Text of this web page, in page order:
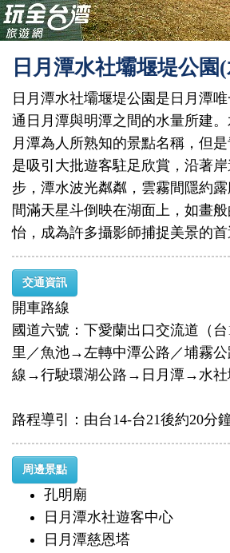
日月潭水社壩堰堤公園
日月潭水社壩堰堤公園是日月潭
通日月潭與明潭之間的水量所建
月潭為人所熟知的景點名稱，但
是吸引大批遊客駐足欣賞，沿著
步，潭水波光粼粼，雲霧間隱約
間滿天星斗倒映在湖面上，如畫
怡，成為許多攝影師捕捉美景的首
交通資訊
開車路線
國道六號：下愛蘭出口交流道（
里／魚池→左轉中潭公路／埔霧
線→行駛環湖公路→日月潭→水社
路程導引：由台14-台21後約20分
周邊景點
孔明廟
日月潭水社遊客中心
日月潭慈恩塔